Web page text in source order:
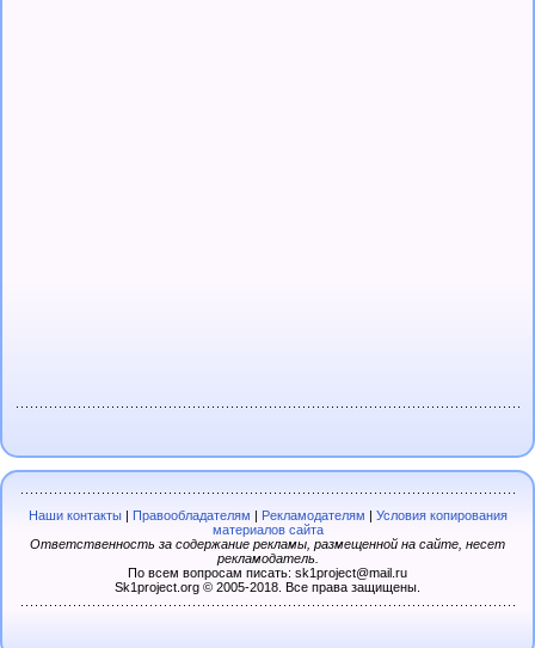
Наши контакты| Правообладателям Рекламодателям
Условия копирования
материалов сайта
Ответственность за содержание рекламы, размещенной на сайте, несет
рекламодатель.
По всем вопросам писать: sk1project@mail.ru
Sk1project.org © 2005-2018. Все права защищены.